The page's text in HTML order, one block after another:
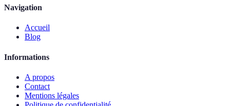
Navigation
Accueil
Blog
Informations
A propos
Contact
Mentions légales